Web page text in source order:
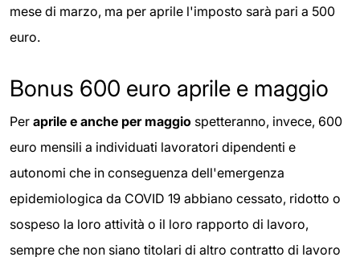
mese di marzo, ma per aprile l'imposto sarà pari a 500
euro.
Bonus 600 euro aprile e maggio
Per aprile e anche per maggio spetteranno, invece, 600
euro mensili a individuati lavoratori dipendenti e
autonomi che in conseguenza dell'emergenza
epidemiologica da COVID 19 abbiano cessato, ridotto o
sospeso la loro attività o il loro rapporto di lavoro,
sempre che non siano titolari di altro contratto di lavoro